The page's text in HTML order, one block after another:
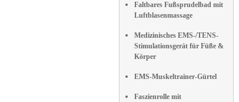
Faltbares Fußsprudelbad mit
Luftblasenmassage
Medizinisches EMS-/TENS-
Stimulationsgerät für Füße &
Körper
EMS-Muskeltrainer-Gürtel
Faszienrolle mit